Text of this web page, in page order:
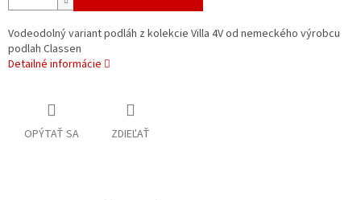
Vodeodolný variant podláh z kolekcie Villa 4V od nemeckého výrobcu
podlah Classen
Detailné informácie
OPÝTAŤ SA ZDIEĽAŤ